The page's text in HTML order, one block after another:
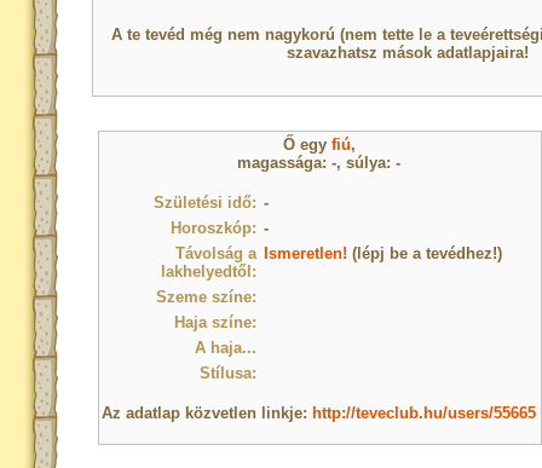
A te tevéd még nem nagykorú (nem tette le a
szavazhatsz mások adatlapjaira!
Ő egy fiú,
magassága: -, súlya: -
Születési idő: -
Horoszkóp: -
Távolság a
lakhelyedtől:
Ismeretlen! (lépj be a tevédhez!)
Szeme színe:
Haja színe:
A haja...
Stílusa:
Az adatlap közvetlen linkje: http://teveclub.hu/users/55665